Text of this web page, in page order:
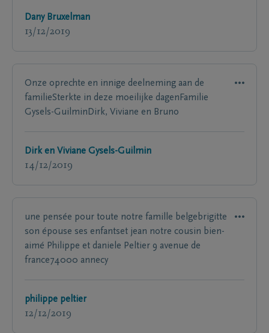
Dany Bruxelman
13/12/2019
Onze oprechte en innige deelneming aan de
familieSterkte in deze moeilijke dagenFamilie
Gysels-GuilminDirk, Viviane en Bruno
Dirk en Viviane Gysels-Guilmin
14/12/2019
une pensée pour toute notre famille belgebrigitte
son épouse ses enfantset jean notre cousin bien-
aimé Philippe et daniele Peltier 9 avenue de
france74000 annecy
philippe peltier
12/12/2019